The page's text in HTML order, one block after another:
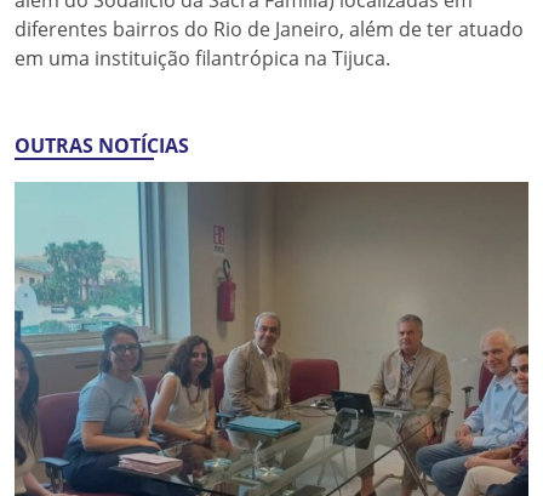
diferentes bairros do Rio de Janeiro, além de ter atuado
em uma instituição filantrópica na Tijuca.
OUTRAS NOTÍCIAS